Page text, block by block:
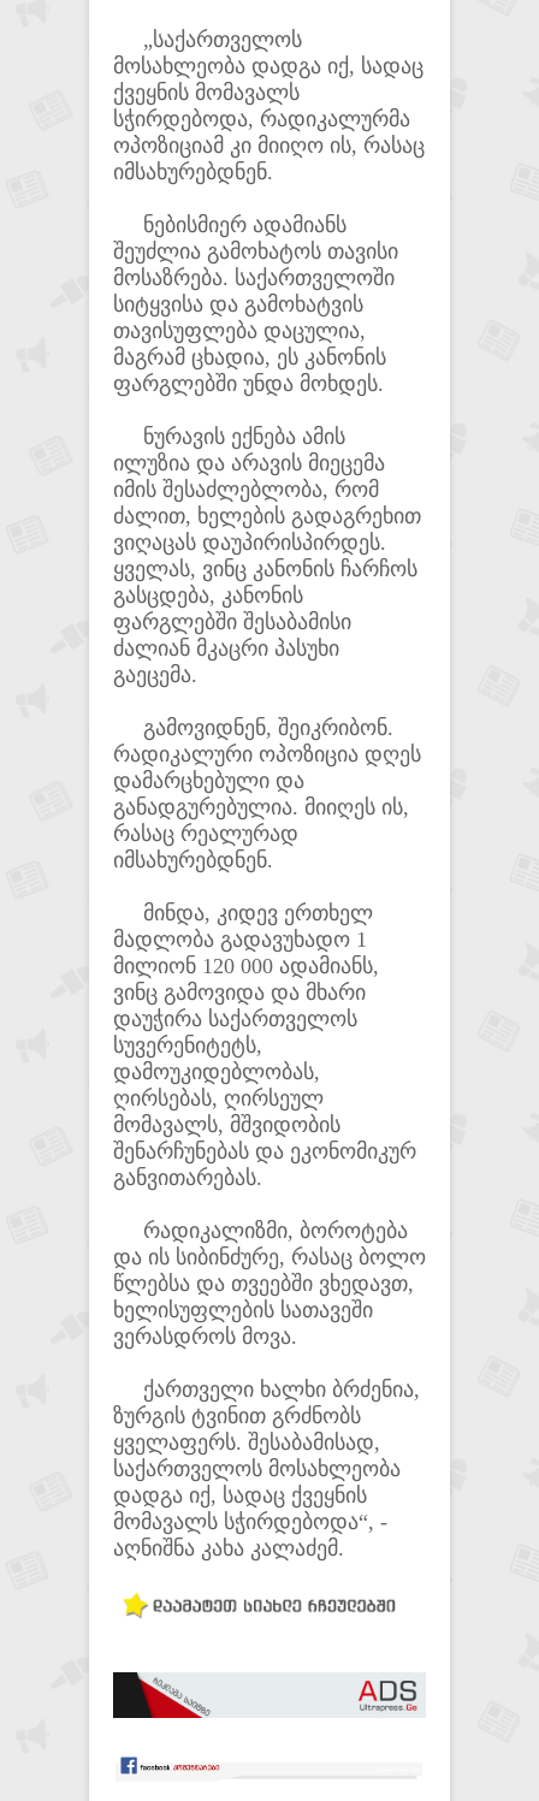
„საქართველოს
მოსახლეობა დადგა იქ, სადაც
ქვეყნის მომავალს
სჭირდებოდა, რადიკალურმა
ოპოზიციამ კი მიიღო ის, რასაც
იმსახურებდნენ.
ნებისმიერ ადამიანს
შეუძლია გამოხატოს თავისი
მოსაზრება. საქართველოში
სიტყვისა და გამოხატვის
თავისუფლება დაცულია,
მაგრამ ცხადია, ეს კანონის
ფარგლებში უნდა მოხდეს.
ნურავის ექნება ამის
ილუზია და არავის მიეცემა
იმის შესაძლებლობა, რომ
ძალით, ხელების გადაგრეხით
ვიღაცას დაუპირისპირდეს.
ყველას, ვინც კანონის ჩარჩოს
გასცდება, კანონის
ფარგლებში შესაბამისი
ძალიან მკაცრი პასუხი
გაეცემა.
გამოვიდნენ, შეიკრიბონ.
რადიკალური ოპოზიცია დღეს
დამარცხებული და
განადგურებულია. მიიღეს ის,
რასაც რეალურად
იმსახურებდნენ.
მინდა, კიდევ ერთხელ
მადლობა გადავუხადო 1
მილიონ 120 000 ადამიანს,
ვინც გამოვიდა და მხარი
დაუჭირა საქართველოს
სუვერენიტეტს,
დამოუკიდებლობას,
ღირსებას, ღირსეულ
მომავალს, მშვიდობის
შენარჩუნებას და ეკონომიკურ
განვითარებას.
რადიკალიზმი, ბოროტება
და ის სიბინძურე, რასაც ბოლო
წლებსა და თვეებში ვხედავთ,
ხელისუფლების სათავეში
ვერასდროს მოვა.
ქართველი ხალხი ბრძენია,
ზურგის ტვინით გრძნობს
ყველაფერს. შესაბამისად,
საქართველოს მოსახლეობა
დადგა იქ, სადაც ქვეყნის
მომავალს სჭირდებოდა“, -
აღნიშნა კახა კალაძემ.